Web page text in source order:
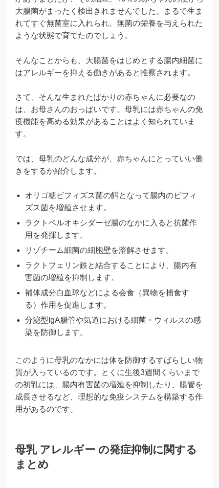
大腸菌がまったく検出きれませんでした。まるで生ま
れてすぐ無菌室に入れられ、無菌の栄養を与えられた
ような状態で育てたのでしょう。
そんなことからも、大腸菌をはじめとする腸内細菌に
はアレルギーを抑える働きがあると推察されます。
さて、そんな生まれたばかりの赤ちゃんに必要なの
は、お母さんのおっぱいです。母乳には赤ちゃんの免
疫機能を高める効果があることはよく知られていま
す。
では、母乳のどんな成分が、赤ちゃんにとっていい働
きをするか紹介します。
オリゴ糖ビフィズス菌の餌となって腸内のビフィ
ズス菌を増殖させます。
ラクトペルオキシダーゼ腸のなかに入ると抗菌作
用を発揮します。
リゾチーム細菌の細胞壁を溶解させます。
ラクトフェリン鉄と結合することにより、腸内有
害菌の増殖を抑制します。
補体成分白血球などによる会食（異物を捕食す
る）作用を促進します。
分泌型IgA腸管や気道における細菌・ウィルスの感
染を防御します。
このように母乳のなかには体を防御するすばらしい物
質が入っているのです。とくに生後3週間くらいまで
の初乳には、腸内有害菌の増殖を抑制したり、腸管を
成長させるなど、理想的な免疫システムを構築する作
用があるのです。
母乳 アレルギー の発症抑制に関する
まとめ